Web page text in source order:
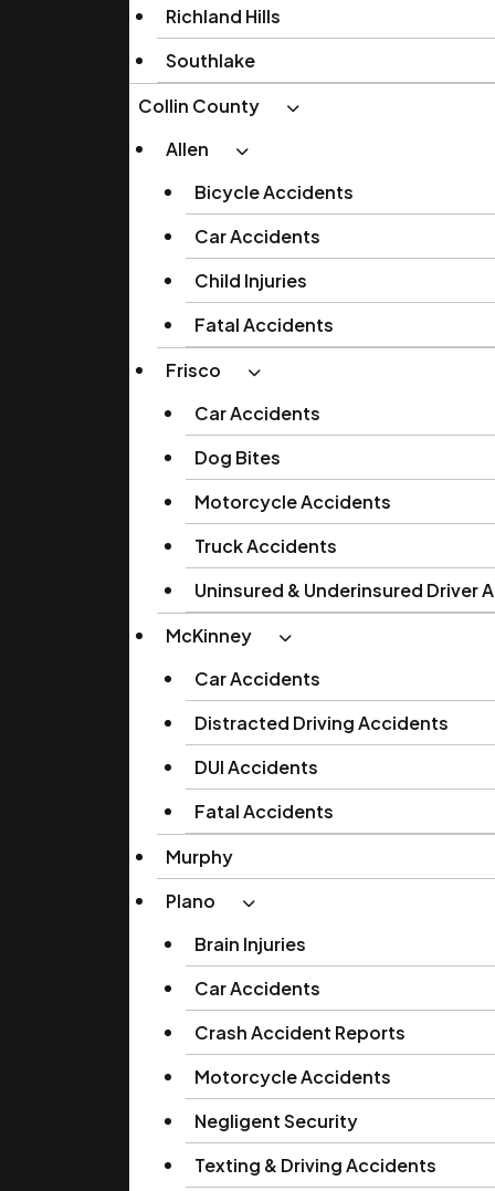
Richland Hills
Southlake
Collin County
Allen
Bicycle Accidents
Car Accidents
Child Injuries
Fatal Accidents
Frisco
Car Accidents
Dog Bites
Motorcycle Accidents
Truck Accidents
Uninsured & Underinsured Driver
McKinney
Car Accidents
Distracted Driving Accidents
DUI Accidents
Fatal Accidents
Murphy
Plano
Brain Injuries
Car Accidents
Crash Accident Reports
Motorcycle Accidents
Negligent Security
Texting & Driving Accidents